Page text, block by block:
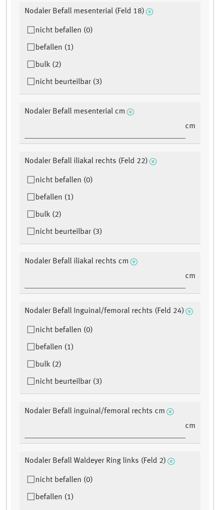
Nodaler Befall mesenterial (Feld 18)
nicht befallen (0)
befallen (1)
bulk (2)
nicht beurteilbar (3)
Nodaler Befall mesenterial cm
cm
Nodaler Befall iliakal rechts (Feld 22)
nicht befallen (0)
befallen (1)
bulk (2)
nicht beurteilbar (3)
Nodaler Befall iliakal rechts cm
cm
Nodaler Befall Inguinal/femoral rechts (Feld 24)
nicht befallen (0)
befallen (1)
bulk (2)
nicht beurteilbar (3)
Nodaler Befall inguinal/femoral rechts cm
cm
Nodaler Befall Waldeyer Ring links (Feld 2)
nicht befallen (0)
befallen (1)